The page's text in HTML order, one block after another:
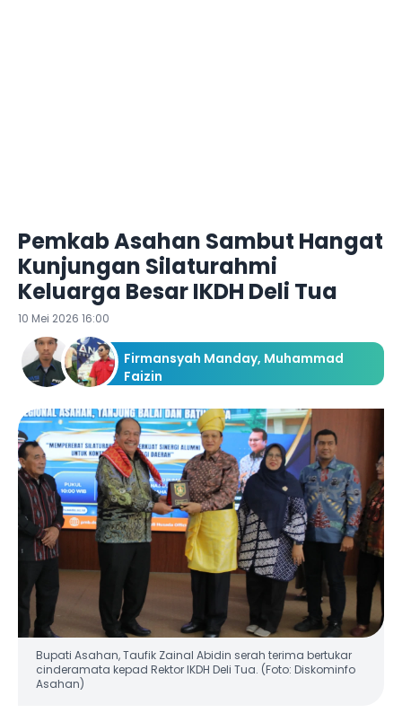
Pemkab Asahan Sambut Hangat
Kunjungan Silaturahmi
Keluarga Besar IKDH Deli Tua
10 Mei 2026 16:00
Firmansyah Manday, Muhammad
Faizin
Redaksi Ketik.com
Bupati Asahan, Taufik Zainal Abidin serah terima bertukar
cinderamata kepad Rektor IKDH Deli Tua. (Foto: Diskominfo
Asahan)